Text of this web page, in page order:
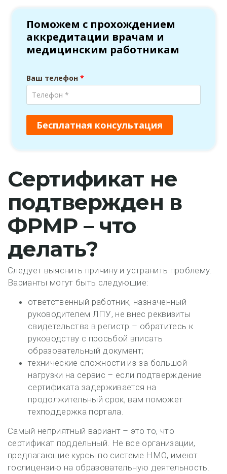
Сертификат не
подтвержден в
ФРМР – что
делать?
Следует выяснить причину и устранить проблему.
Варианты могут быть следующие:
ответственный работник, назначенный
руководителем ЛПУ, не внес реквизиты
свидетельства в регистр – обратитесь к
руководству с просьбой вписать
образовательный документ;
технические сложности из-за большой
нагрузки на сервис – если подтверждение
сертификата задерживается на
продолжительный срок, вам поможет
техподдержка портала.
Самый неприятный вариант – это то, что
сертификат поддельный. Не все организации,
предлагающие курсы по системе НМО, имеют
гослицензию на образовательную деятельность.